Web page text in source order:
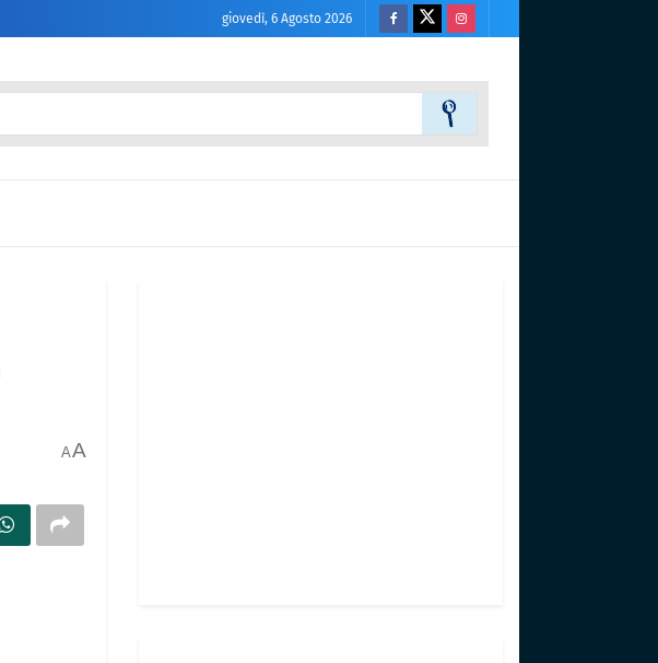
giovedì, 6 Agosto 2026
AA